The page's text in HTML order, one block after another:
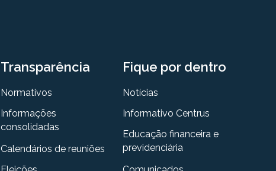
Transparência
Normativos
Informações
consolidadas
Calendários de reuniões
Fique por dentro
Notícias
Informativo Centrus
Educação financeira e
previdenciária